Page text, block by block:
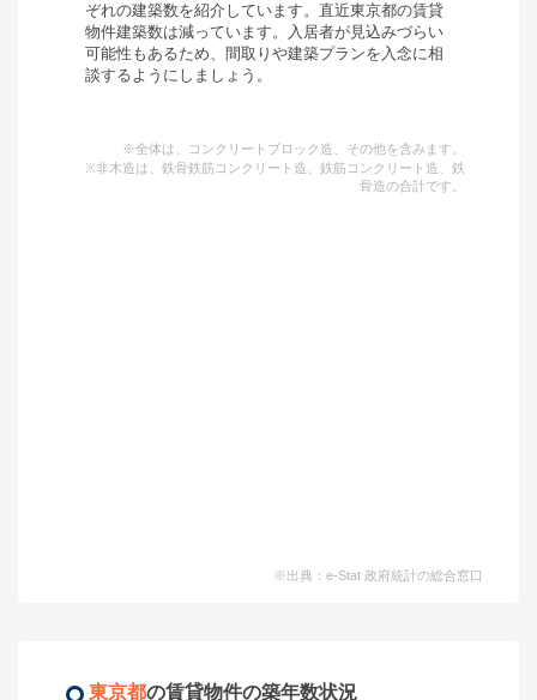
ぞれの建築数を紹介しています。 直近東京都の賃貸
物件建築数は減っています。入居者が見込みづらい
可能性もあるため、間取りや建築プランを入念に相
談するようにしましょう。
※全体は、コンクリートブロック造、その他を含みます。
※非木造は、鉄骨鉄筋コンクリート造、鉄筋コンクリート造、鉄
骨造の合計です。
※出典：e-Stat 政府統計の総合窓口
東京都の賃貸物件の築年数状況